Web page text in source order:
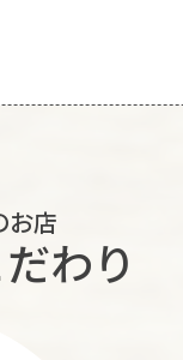
お店
わり